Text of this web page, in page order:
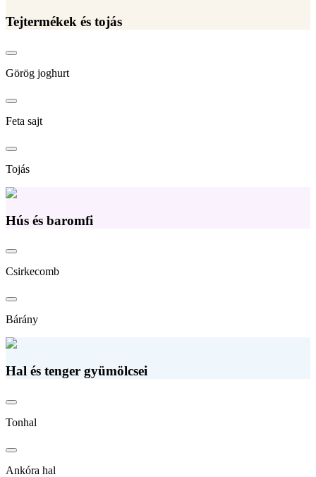
Tejtermékek és tojás
Görög joghurt
Feta sajt
Tojás
Hús és baromfi
Csirkecomb
Bárány
Hal és tenger gyümölcsei
Tonhal
Ankóra hal